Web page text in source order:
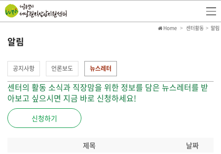
알림
Home 센터활동 알림
공지사항 언론보도 뉴스레터
센터의 활동 소식과 직장맘을 위한 정보를 담은 뉴스레터를 받
아보고 싶으시면 지금 바로 신청하세요!
신청하기
제목 날짜